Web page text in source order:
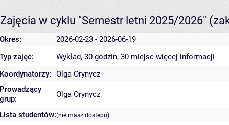
Zajęcia w cyklu "Semestr letni 2025/2026"
Okres:
2026-02-23 - 2026-06-19
Typ zajęć:
Wykład, 30 godzin, 30 miejsc więcej informacji
Koordynatorzy:
Olga Orynycz
Prowadzący
grup:
Olga Orynycz
Lista studentów:(nie masz dostępu)